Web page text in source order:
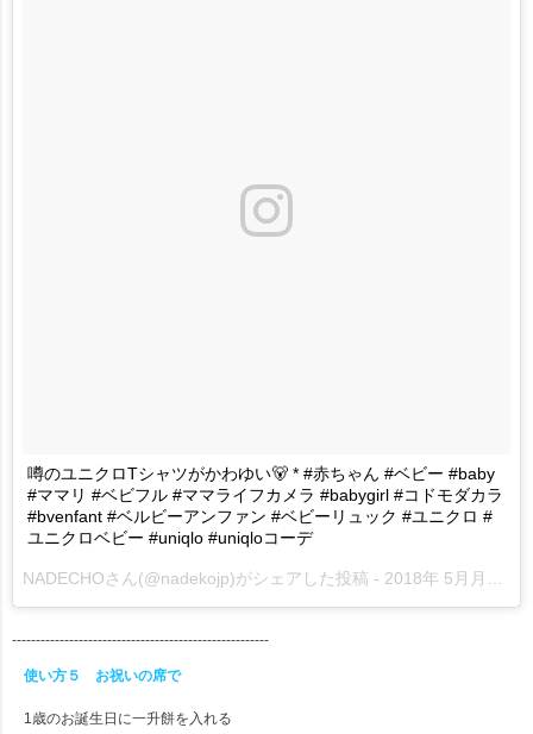
噂のユニクロTシャツがかわゆい🐻 * #赤ちゃん #ベビー #baby
#ママリ #ベビフル #ママライフカメラ #babygirl #コドモダカラ
#bvenfant #ベルビーアンファン #ベビーリュック #ユニクロ #
ユニクロベビー #uniqlo #uniqloコーデ
NADECHOさん(@nadekojp)がシェアした投稿 - 2018年 5月月10日午前3時01分PDT
------------------------------------------------------
使い方５ お祝いの席で
1歳のお誕生日に一升餅を入れる